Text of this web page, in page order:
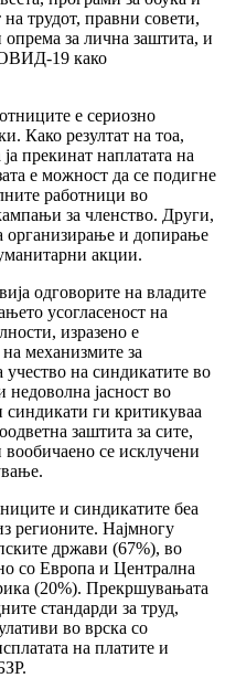
трудот, правни совети,
опрема за лична заштита, и
19 како
е сериозно
Како резултат на тоа,
прекинат наплатата на
е можност да се подигне
работници во
за членство. Други,
организирање и допирање
акции.
одговорите на владите
усогласеност на
изразено е
механизмите за
учество на синдикатите во
јасност во
ги критикуваа
заштита за сите,
се исклучени
и синдикатите беа
регионите. Најмногу
држави (67%), во
со Европа и Централна
(20%). Прекршувањата
стандарди за труд,
во врска со
на платите и